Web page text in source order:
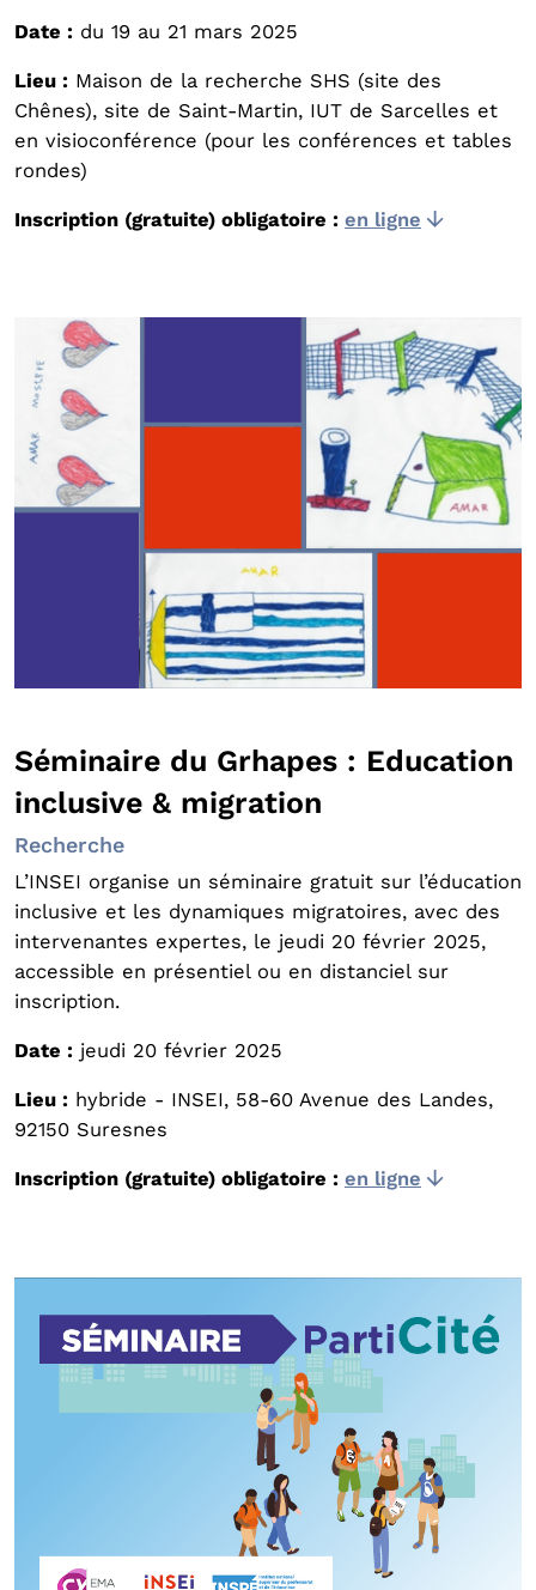
Date : du 19 au 21 mars 2025
Lieu : Maison de la recherche SHS (site des
Chênes), site de Saint-Martin, IUT de Sarcelles et
en visioconférence (pour les conférences et tables
rondes)
Inscription (gratuite) obligatoire : en ligne
Séminaire du Grhapes : Education
inclusive & migration
Recherche
L’INSEI organise un séminaire gratuit sur l’éducation
inclusive et les dynamiques migratoires, avec des
intervenantes expertes, le jeudi 20 février 2025,
accessible en présentiel ou en distanciel sur
inscription.
Date : jeudi 20 février 2025
Lieu : hybride - INSEI, 58-60 Avenue des Landes,
92150 Suresnes
Inscription (gratuite) obligatoire : en ligne